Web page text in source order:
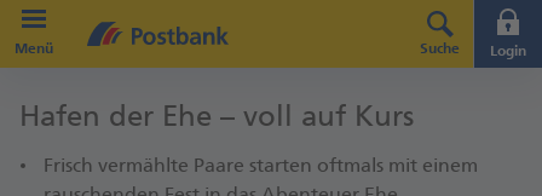
Direkt zur Hauptnavigation (Enter drücken)
Menü Suche Login
Hafen der Ehe – voll auf Kurs
Frisch vermählte Paare starten oftmals mit einem